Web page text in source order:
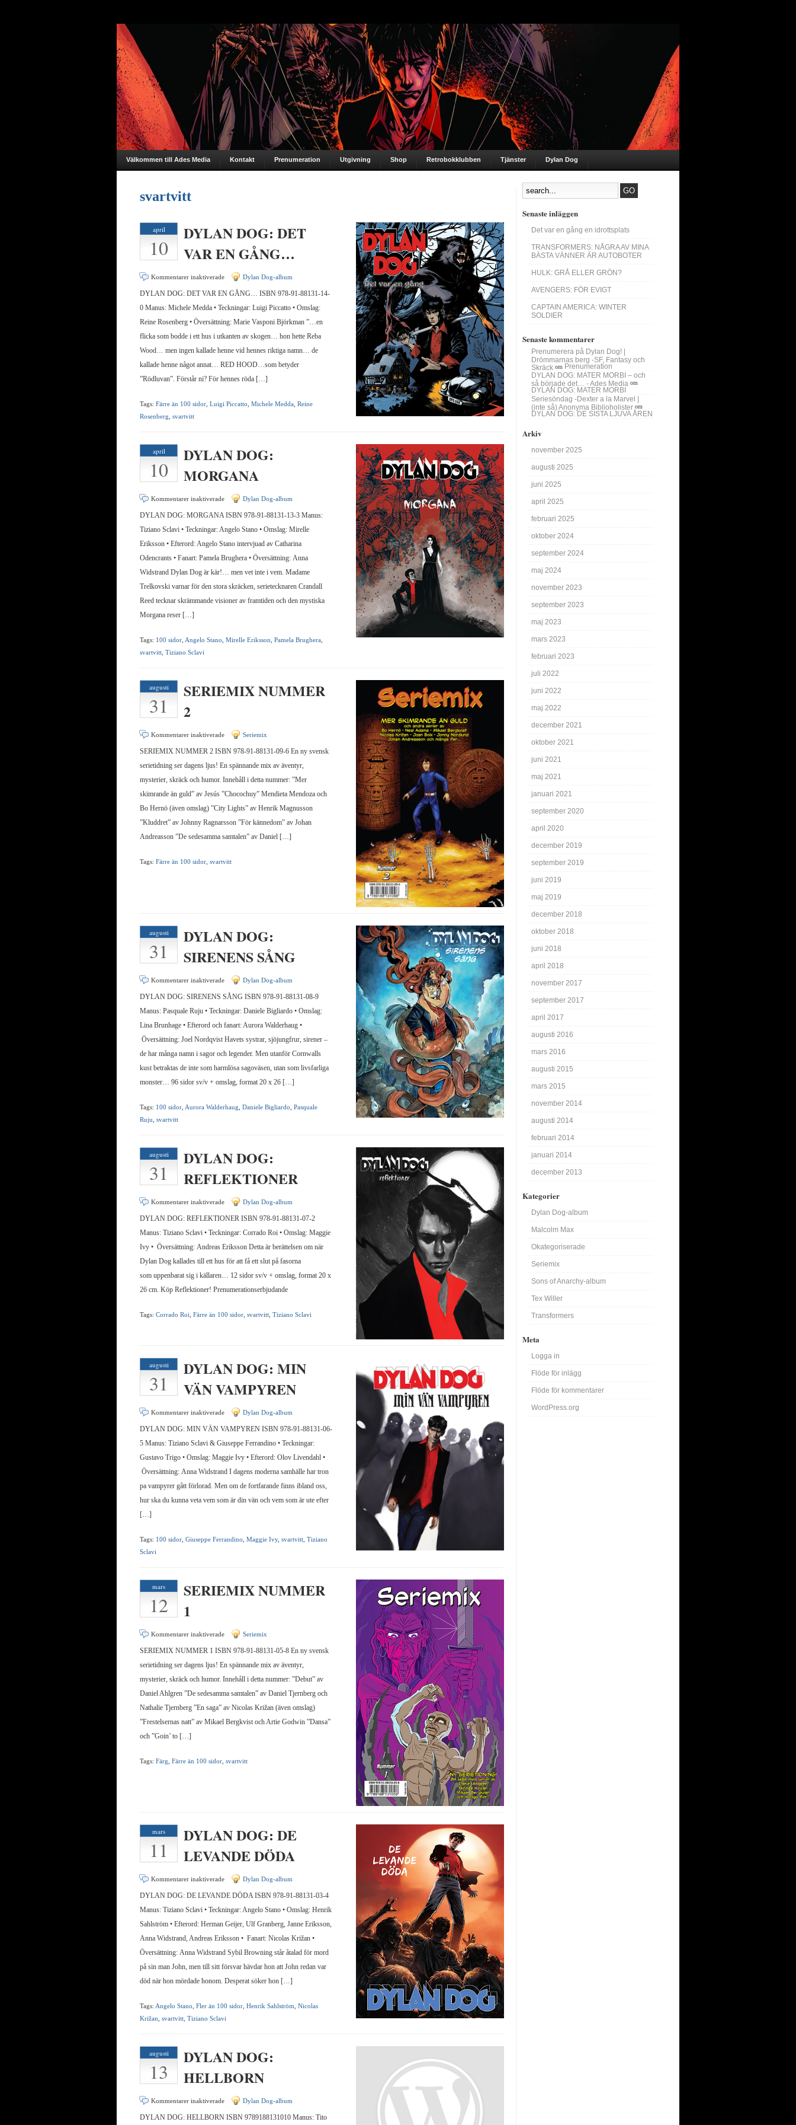
Välkommen till Ades Media Kontakt Prenumeration Utgivning Shop Retrobokklubben Tjänster Dylan Dog
Senaste inläggen
Det var en gång en idrottsplats
TRANSFORMERS: NÅGRA AV MINA
BÄSTA VÄNNER ÄR AUTOBOTER
HULK: GRÅ ELLER GRÖN?
AVENGERS: FÖR EVIGT
CAPTAIN AMERICA: WINTER
SOLDIER
Senaste kommentarer
Prenumerera på Dylan Dog! |
Drömmarnas berg -SF, Fantasy och
Skräck om Prenumeration
DYLAN DOG: MATER MORBI – och
så började det… - Ades Media om
DYLAN DOG: MATER MORBI
Seriesöndag -Dexter a la Marvel |
(inte så) Anonyma Biblioholister om
DYLAN DOG: DE SISTA LJUVA ÅREN
Arkiv
november 2025
augusti 2025
juni 2025
april 2025
februari 2025
oktober 2024
september 2024
maj 2024
november 2023
september 2023
maj 2023
mars 2023
februari 2023
juli 2022
juni 2022
maj 2022
december 2021
oktober 2021
juni 2021
maj 2021
januari 2021
september 2020
april 2020
december 2019
september 2019
juni 2019
maj 2019
december 2018
oktober 2018
juni 2018
april 2018
november 2017
september 2017
april 2017
augusti 2016
mars 2016
augusti 2015
mars 2015
november 2014
augusti 2014
februari 2014
januari 2014
december 2013
Kategorier
Dylan Dog-album
Malcolm Max
Okategoriserade
Seriemix
Sons of Anarchy-album
Tex Willer
Transformers
Meta
Logga in
Flöde för inlägg
Flöde för kommentarer
WordPress.org
svartvitt
april
10
DYLAN DOG: DET
VAR EN GÅNG…
Kommentarer inaktiverade för
DYLAN
DET
VAR
EN
GÅNG…
Dylan Dog-album
DYLAN DOG: DET VAR EN GÅNG… ISBN 978-91-88131-14-
0 Manus: Michele Medda • Teckningar: Luigi Piccatto • Omslag:
Reine Rosenberg • Översättning: Marie Vasponi Björkman ”…en
flicka som bodde i ett hus i utkanten av skogen… hon hette Reba
Wood… men ingen kallade henne vid hennes riktiga namn… de
kallade henne något annat… RED HOOD…som betyder
”Rödluvan”. Förstår ni? För hennes röda […]
Tags: Färre än 100 sidor Luigi Piccatto Michele Medda Reine
Rosenberg svartvitt
april
10
DYLAN DOG:
MORGANA
Kommentarer inaktiverade för
MORGANA
Dylan Dog-album
DYLAN DOG: MORGANA ISBN 978-91-88131-13-3 Manus:
Tiziano Sclavi • Teckningar: Angelo Stano • Omslag: Mirelle
Eriksson • Efterord: Angelo Stano intervjuad av Catharina
Odencrants • Fanart: Pamela Brughera • Översättning: Anna
Widstrand Dylan Dog är kär!… men vet inte i vem. Madame
Trelkovski varnar för den stora skräcken, serietecknaren Crandall
Reed tecknar skrämmande visioner av framtiden och den mystiska
Morgana reser […]
Tags: 100 sidor Angelo Stano Mirelle Eriksson Pamela Brughera
svartvitt Tiziano Sclavi
augusti
31
SERIEMIX NUMMER
2
Kommentarer inaktiverade för
2
Seriemix
SERIEMIX NUMMER 2 ISBN 978-91-88131-09-6 En ny svensk
serietidning ser dagens ljus! En spännande mix av äventyr,
mysterier, skräck och humor. Innehåll i detta nummer: ”Mer
skimrande än guld” av Jesús ”Chocochuy” Mendieta Mendoza och
Bo Hernö (även omslag) ”City Lights” av Henrik Magnusson
”Kluddret” av Johnny Ragnarsson ”För kännedom” av Johan
Andreasson ”De sedesamma samtalen” av Daniel […]
Tags: Färre än 100 sidor svartvitt
augusti
31
DYLAN DOG:
SIRENENS SÅNG
Kommentarer inaktiverade för
DYLAN
SIRENENS
SÅNG
Dylan Dog-album
DYLAN DOG: SIRENENS SÅNG ISBN 978-91-88131-08-9
Manus: Pasquale Ruju • Teckningar: Daniele Bigliardo • Omslag:
Lina Brunhage • Efterord och fanart: Aurora Walderhaug •
Översättning: Joel Nordqvist Havets systrar, sjöjungfrur, sirener –
de har många namn i sagor och legender. Men utanför Cornwalls
kust betraktas de inte som harmlösa sagoväsen, utan som livsfarliga
monster… 96 sidor sv/v + omslag, format 20 x 26 […]
Tags: 100 sidor Aurora Walderhaug Daniele Bigliardo Pasquale
Ruju svartvitt
augusti
31
DYLAN DOG:
REFLEKTIONER
Kommentarer inaktiverade för
REFLEKTIONER
Dylan Dog-album
DYLAN DOG: REFLEKTIONER ISBN 978-91-88131-07-2
Manus: Tiziano Sclavi • Teckningar: Corrado Roi • Omslag: Maggie
Ivy • Översättning: Andreas Eriksson Detta är berättelsen om när
Dylan Dog kallades till ett hus för att få ett slut på fasorna
som uppenbarat sig i källaren… 12 sidor sv/v + omslag, format 20 x
26 cm. Köp Reflektioner! Prenumerationserbjudande
Tags: Corrado Roi Färre än 100 sidor svartvitt Tiziano Sclavi
augusti
31
DYLAN DOG: MIN
VÄN VAMPYREN
Kommentarer inaktiverade för
MIN
VÄN
VAMPYREN
Dylan Dog-album
DYLAN DOG: MIN VÄN VAMPYREN ISBN 978-91-88131-06-
5 Manus: Tiziano Sclavi & Giuseppe Ferrandino • Teckningar:
Gustavo Trigo • Omslag: Maggie Ivy • Efterord: Olov Livendahl •
Översättning: Anna Widstrand I dagens moderna samhälle har tron
pa vampyrer gått förlorad. Men om de fortfarande finns ibland oss,
hur ska du kunna veta vem som är din vän och vem som är ute efter
[…]
Tags: 100 sidor Giuseppe Ferrandino Maggie Ivy, svartvitt Tiziano
Sclavi
mars
12
SERIEMIX NUMMER
1
Kommentarer inaktiverade för
Seriemix
SERIEMIX NUMMER 1 ISBN 978-91-88131-05-8 En ny svensk
serietidning ser dagens ljus! En spännande mix av äventyr,
mysterier, skräck och humor. Innehåll i detta nummer: ”Debut” av
Daniel Ahlgren ”De sedesamma samtalen” av Daniel Tjernberg och
Nathalie Tjernberg ”En saga” av Nicolas Križan (även omslag)
”Frestelsernas natt” av Mikael Bergkvist och Artie Godwin ”Dansa”
och ”Goin’ to […]
Tags: Färg Färre än 100 sidor svartvitt
mars
11
DYLAN DOG: DE
LEVANDE DÖDA
Kommentarer inaktiverade för
DE
LEVANDE
DÖDA
Dylan Dog-album
DYLAN DOG: DE LEVANDE DÖDA ISBN 978-91-88131-03-4
Manus: Tiziano Sclavi • Teckningar: Angelo Stano • Omslag: Henrik
Sahlström • Efterord: Herman Geijer, Ulf Granberg, Janne Eriksson,
Anna Widstrand, Andreas Eriksson • Fanart: Nicolas Križan •
Översättning: Anna Widstrand Sybil Browning står åtalad för mord
på sin man John, men till sitt försvar hävdar hon att John redan var
död när hon mördade honom. Desperat söker hon […]
Tags: Angelo Stano Fler än 100 sidor Henrik Sahlström Nicolas
Križan svartvitt Tiziano Sclavi
augusti
13
DYLAN DOG:
HELLBORN
Kommentarer inaktiverade för
Dylan Dog-album
DYLAN DOG: HELLBORN ISBN 9789188131010 Manus: Tito